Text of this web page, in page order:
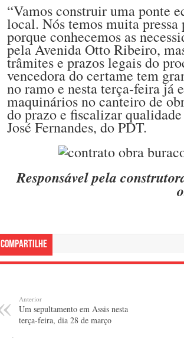
“Vamos construir uma ponte
local. Nós temos muita
porque conhecemos as
pela Avenida Otto Ribeiro,
trâmites e prazos legais do
vencedora do certame tem
no ramo e nesta terça-feira já
maquinários no canteiro de
do prazo e fiscalizar
José Fernandes, do PDT.
Responsável pela
Compartilhe
Anterior
Um sepultamento em Assis nesta
terça-feira, dia 28 de março